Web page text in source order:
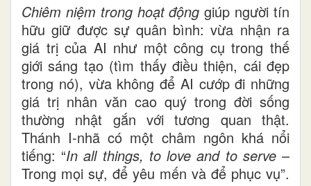
Chiêm niệm trong hoạt động giúp người tín
hữu giữ được sự quân bình: vừa nhận ra
giá trị của AI như một công cụ trong thế
giới sáng tạo (tìm thấy điều thiện, cái đẹp
trong nó), vừa không để AI cướp đi những
giá trị nhân văn cao quý trong đời sống
thường nhật gắn với tương quan thật.
Thánh I-nhã có một châm ngôn khá nổi
tiếng: “In all things, to love and to serve–
Trong mọi sự, để yêu mến và để phục vụ”.